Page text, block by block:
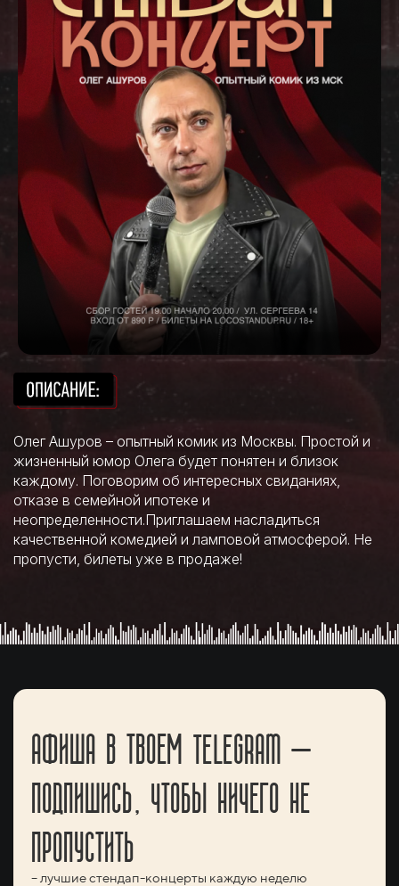
Олег Ашуров – опытный комик из Москвы. Простой и
жизненный юмор Олега будет понятен и близок
каждому. Поговорим об интересных свиданиях,
отказе в семейной ипотеке и
неопределенности.Приглашаем насладиться
качественной комедией и ламповой атмосферой. Не
пропусти, билеты уже в продаже!
АФИША В ТВОЕМ TELEGRAM —
ПОДПИШИСЬ, ЧТОБЫ НИЧЕГО НЕ
ПРОПУСТИТЬ
– лучшие стендап-концерты каждую неделю